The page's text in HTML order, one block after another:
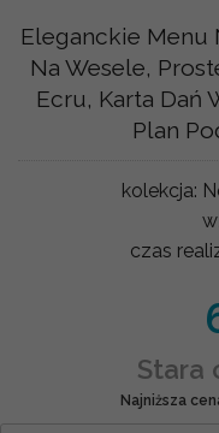
Eleganckie Menu
Na Wesele,
Ecru, Karta Dań
Plan
kolekcja:
czas
Stara
Najniższa